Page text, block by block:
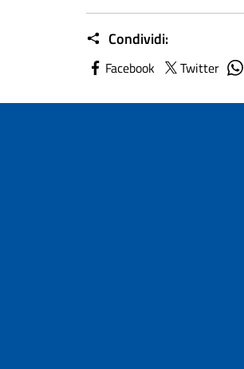
Condividi:
Facebook Twitter